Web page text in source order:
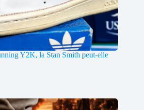
Y2K, la Stan Smith peut-elle